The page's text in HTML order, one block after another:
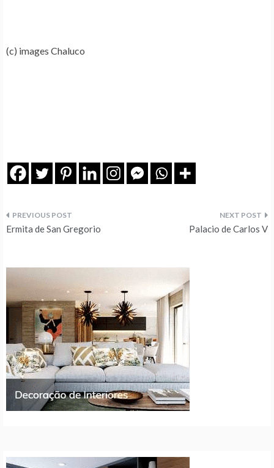
(c) images Chaluco
Navegação
artigos
Ermita de San Gregorio Palacio de Carlos V